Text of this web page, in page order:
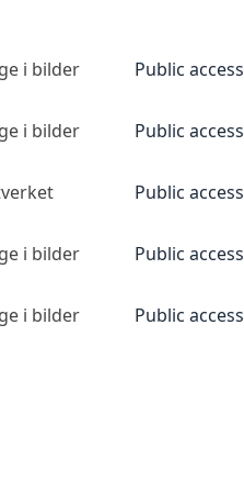
i bilder Public access
i bilder Public access
Public access
i bilder Public access
i bilder Public access